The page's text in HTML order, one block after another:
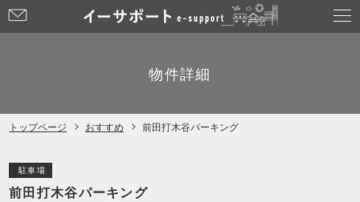
問
せ
物件詳細
トップページ おすすめ 前田打木谷パーキング
駐車場
前田打木谷パーキング